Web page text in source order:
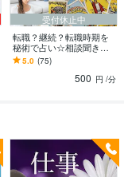
受付休止中
転職？継続？転職時期を
秘術で占い☆相談聞きま
す 霊感タロット☆今の仕
事を続ける？希望の仕事
5.0 (75)
500 円 /分